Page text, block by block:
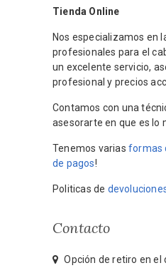
Tienda Online
Nos especializamos en
profesionales para el
un excelente servicio,
profesional y precios
Contamos con una
asesorarte en que es lo
Tenemos varias formas
de pagos!
Politicas de
Contacto
Opción de retiro en el